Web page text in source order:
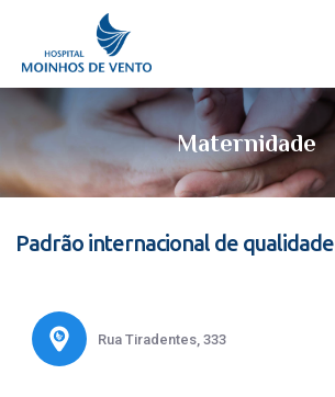
Maternidade
Padrão internacional de qualidade
Rua Tiradentes, 333